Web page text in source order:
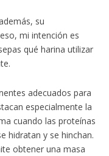
su
mi intención es
qué harina utilizar
adecuados para
especialmente la
cuando las proteínas
hidratan y se hinchan.
obtener una masa